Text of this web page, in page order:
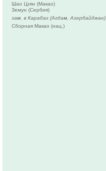
Шао Цзян (Макао)
Земун (Сербия)
зам. в Карабах (Агдам, Азербайджан)
Сборная Макао (нац.)